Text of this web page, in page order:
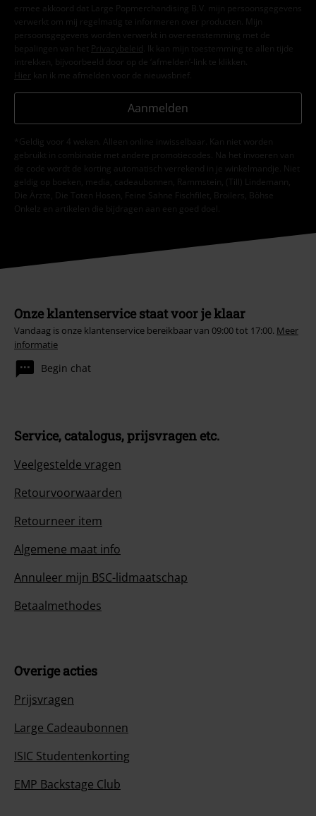
ermee akkoord dat Large Popmerchandising B.V. mijn persoonsgegevens
verwerkt om mij regelmatig te informeren over producten. Mijn
persoonsgegevens worden verwerkt in overeenstemming met de
bepalingen van het
Privacybeleid . Ik kan mijn toestemming te allen tijde
intrekken, bijvoorbeeld door op de ‘afmelden’-link te klikken.
Hier kan ik me afmelden voor de nieuwsbrief.
Aanmelden
*Geldig voor 4 weken. Alleen online inwisselbaar. Kan niet worden
gebruikt in combinatie met andere promotiecodes. Na het invoeren van
de code wordt de korting automatisch verrekend in je winkelmandje. Niet
geldig op boeken, media, cadeaubonnen, Rammstein, (Till) Lindemann,
Die Ärzte, Die Toten Hosen, Feine Sahne Fischfilet, Broilers, Böhse
Onkelz en artikelen die bijdragen aan een goed doel.
Onze klantenservice staat voor je klaar
Vandaag is onze klantenservice bereikbaar van 09:00 tot 17:00. Meer
informatie
Begin chat
Service, catalogus, prijsvragen etc.
Veelgestelde vragen
Retourvoorwaarden
Retourneer item
Algemene maat info
Annuleer mijn BSC-lidmaatschap
Betaalmethodes
Overige acties
Prijsvragen
Large Cadeaubonnen
ISIC Studentenkorting
EMP Backstage Club